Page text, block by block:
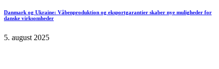
Danmark og Ukraine: Våbenproduktion og eksportgarantier skaber nye muligheder for
danske virksomheder
5. august 2025